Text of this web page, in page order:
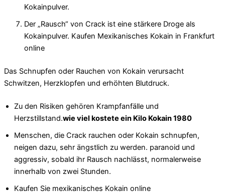
Kokainpulver.
Der „Rausch“ von Crack ist eine stärkere Droge als
Kokainpulver. Kaufen Mexikanisches Kokain in Frankfurt
online
Das Schnupfen oder Rauchen von Kokain verursacht
Schwitzen, Herzklopfen und erhöhten Blutdruck.
Zu den Risiken gehören Krampfanfälle und
Herzstillstand.wie viel kostete ein Kilo Kokain 1980
Menschen, die Crack rauchen oder Kokain schnupfen,
neigen dazu, sehr ängstlich zu werden. paranoid und
aggressiv, sobald ihr Rausch nachlässt, normalerweise
innerhalb von zwei Stunden.
Kaufen Sie mexikanisches Kokain online